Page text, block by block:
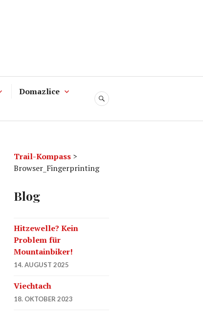
Domazlice
SUCHE
Trail-Kompass >
Browser_Fingerprinting
Blog
Hitzewelle? Kein
Problem für
Mountainbiker!
14. AUGUST 2025
Viechtach
18. OKTOBER 2023